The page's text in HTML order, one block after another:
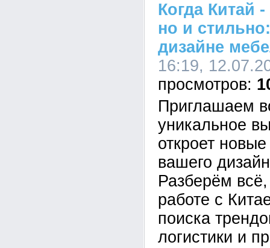
Когда Китай
но и
дизайне
16:19,
Приглашаем
уникальное
откроет
вашего
Разберём
работе с
поиска
логистики и